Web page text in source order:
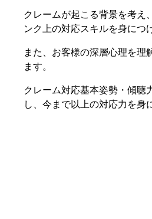
クレームが起こる背景を考え
ンク上の対応スキルを身につ
また、お客様の深層心理を理
ます。
クレーム対応基本姿勢・傾聴
し、今まで以上の対応力を身